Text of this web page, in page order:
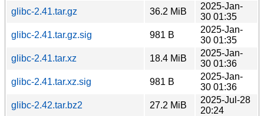
glibc-2.41.tar.gz
36.2 MiB
2025-Jan-
30 01:35
glibc-2.41.tar.gz.sig
981 B
2025-Jan-
30 01:35
glibc-2.41.tar.xz
18.4 MiB
2025-Jan-
30 01:36
glibc-2.41.tar.xz.sig
981 B
2025-Jan-
30 01:36
glibc-2.42.tar.bz2
27.2 MiB
2025-Jul-28
20:24